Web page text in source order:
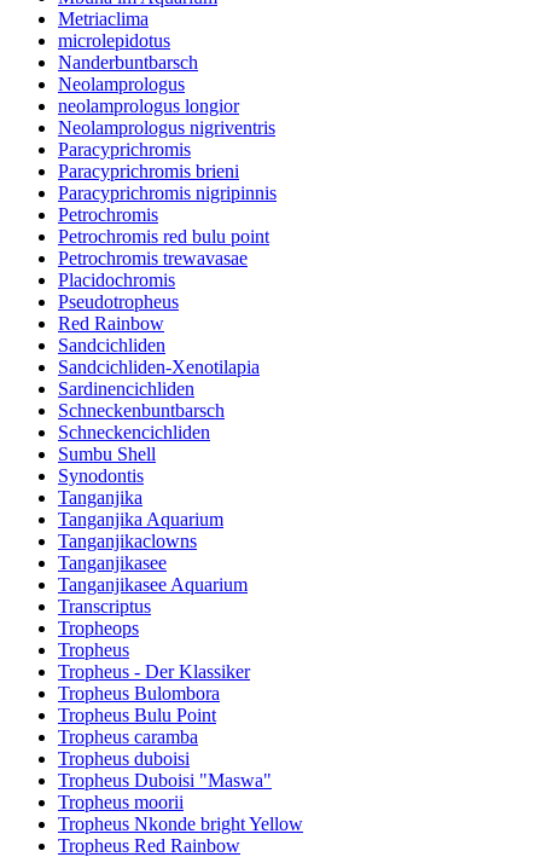
Metriaclima
microlepidotus
Nanderbuntbarsch
Neolamprologus
neolamprologus longior
Neolamprologus nigriventris
Paracyprichromis
Paracyprichromis brieni
Paracyprichromis nigripinnis
Petrochromis
Petrochromis red bulu point
Petrochromis trewavasae
Placidochromis
Pseudotropheus
Red Rainbow
Sandcichliden
Sandcichliden-Xenotilapia
Sardinencichliden
Schneckenbuntbarsch
Schneckencichliden
Sumbu Shell
Synodontis
Tanganjika
Tanganjika Aquarium
Tanganjikaclowns
Tanganjikasee
Tanganjikasee Aquarium
Transcriptus
Tropheops
Tropheus
Tropheus - Der Klassiker
Tropheus Bulombora
Tropheus Bulu Point
Tropheus caramba
Tropheus duboisi
Tropheus Duboisi "Maswa"
Tropheus moorii
Tropheus Nkonde bright Yellow
Tropheus Red Rainbow